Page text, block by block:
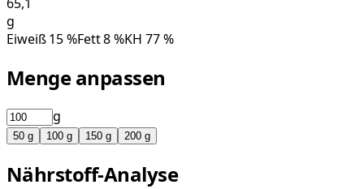
65,1
g
Eiweiß15%Fett8%KH 77%
Menge anpassen
g
50 g 100 g 150 g 200 g
Nährstoff-Analyse